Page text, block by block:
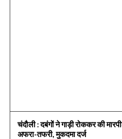
चंदौली : दबंगों ने गाड़ी रोककर की
अफरा-तफरी, मुकदमा दर्ज